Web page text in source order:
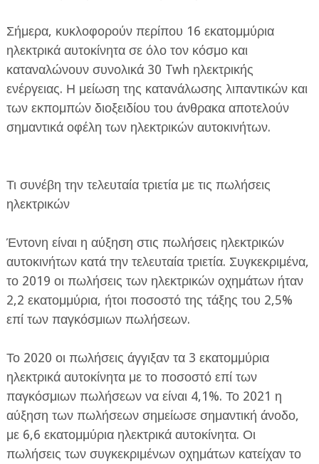
Σήμερα, κυκλοφορούν περίπου 16 εκατομμύρια
ηλεκτρικά αυτοκίνητα σε όλο τον κόσμο και
καταναλώνουν συνολικά 30 Twh ηλεκτρικής
ενέργειας. Η μείωση της κατανάλωσης λιπαντικών και
των εκπομπών διοξειδίου του άνθρακα αποτελούν
σημαντικά οφέλη των ηλεκτρικών αυτοκινήτων.
Τι συνέβη την τελευταία τριετία με τις πωλήσεις
ηλεκτρικών
Έντονη είναι η αύξηση στις πωλήσεις ηλεκτρικών
αυτοκινήτων κατά την τελευταία τριετία. Συγκεκριμένα,
το 2019 οι πωλήσεις των ηλεκτρικών οχημάτων ήταν
2,2 εκατομμύρια, ήτοι ποσοστό της τάξης του 2,5%
επί των παγκόσμιων πωλήσεων.
Το 2020 οι πωλήσεις άγγιξαν τα 3 εκατομμύρια
ηλεκτρικά αυτοκίνητα με το ποσοστό επί των
παγκόσμιων πωλήσεων να είναι 4,1%. Το 2021 η
αύξηση των πωλήσεων σημείωσε σημαντική άνοδο,
με 6,6 εκατομμύρια ηλεκτρικά αυτοκίνητα. Οι
πωλήσεις των συγκεκριμένων οχημάτων κατείχαν το